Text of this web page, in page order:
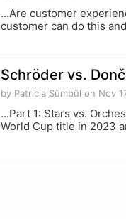
...Are customer
customer can do this
Schröder vs.
by Patricia Sümbül on Nov
...Part 1: Stars vs.
World Cup title in 2023